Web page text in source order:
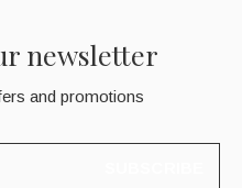
newsletter
and promotions